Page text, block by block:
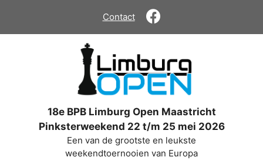
de
Contact
18e BPB Limburg Open Maastricht
Pinksterweekend 22 t/m 25 mei 2026
Een van de grootste en leukste
weekendtoernooien van Europa